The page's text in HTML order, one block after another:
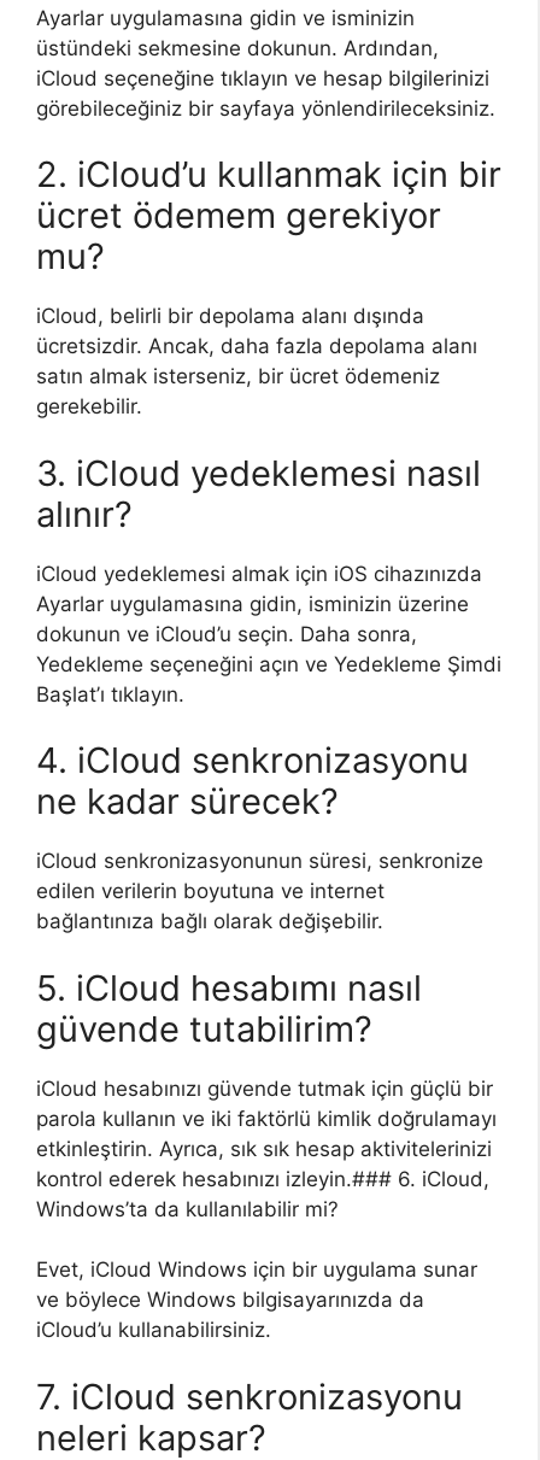
Ayarlar uygulamasına gidin ve isminizin
üstündeki sekmesine dokunun. Ardından,
iCloud seçeneğine tıklayın ve hesap bilgilerinizi
görebileceğiniz bir sayfaya yönlendirileceksiniz.
2. iCloud’u kullanmak için bir
ücret ödemem gerekiyor
mu?
iCloud, belirli bir depolama alanı dışında
ücretsizdir. Ancak, daha fazla depolama alanı
satın almak isterseniz, bir ücret ödemeniz
gerekebilir.
3. iCloud yedeklemesi nasıl
alınır?
iCloud yedeklemesi almak için iOS cihazınızda
Ayarlar uygulamasına gidin, isminizin üzerine
dokunun ve iCloud’u seçin. Daha sonra,
Yedekleme seçeneğini açın ve Yedekleme Şimdi
Başlat’ı tıklayın.
4. iCloud senkronizasyonu
ne kadar sürecek?
iCloud senkronizasyonunun süresi, senkronize
edilen verilerin boyutuna ve internet
bağlantınıza bağlı olarak değişebilir.
5. iCloud hesabımı nasıl
güvende tutabilirim?
iCloud hesabınızı güvende tutmak için güçlü bir
parola kullanın ve iki faktörlü kimlik doğrulamayı
etkinleştirin. Ayrıca, sık sık hesap aktivitelerinizi
kontrol ederek hesabınızı izleyin.### 6. iCloud,
Windows’ta da kullanılabilir mi?
Evet, iCloud Windows için bir uygulama sunar
ve böylece Windows bilgisayarınızda da
iCloud’u kullanabilirsiniz.
7. iCloud senkronizasyonu
neleri kapsar?